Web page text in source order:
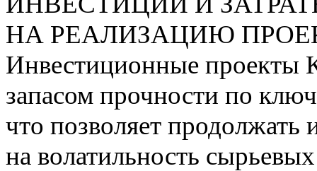
НА РЕАЛИЗАЦИЮ
Инвестиционные проекты
запасом прочности по
что позволяет продолжать
на волатильность